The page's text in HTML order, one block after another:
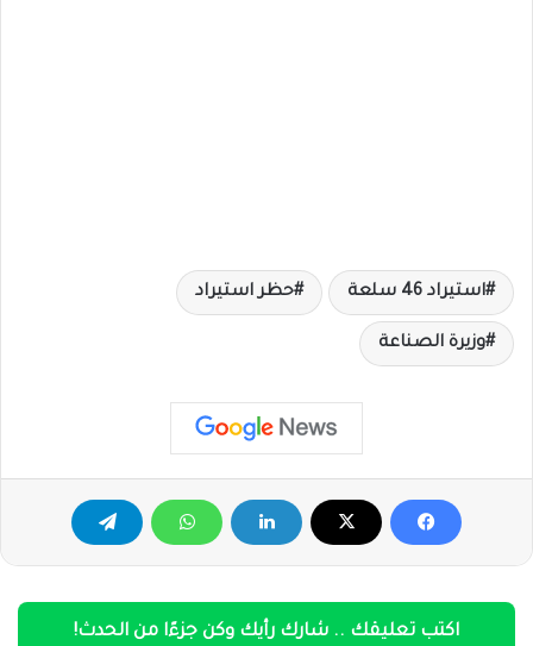
استيراد 46 سلعة حظر استيراد
وزيرة الصناعة
اكتب تعليقك .. شارك رأيك وكن جزءًا من الحدث!